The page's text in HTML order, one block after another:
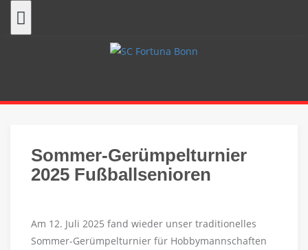
Sommer-Gerümpelturnier
2025 Fußballsenioren
Am 12. Juli 2025 fand wieder unser traditionelles
Sommer-Gerümpelturnier für Hobbymannschaften